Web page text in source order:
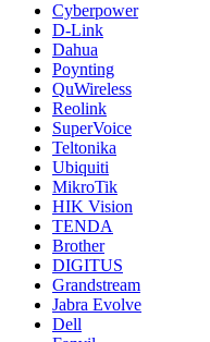
Cyberpower
D-Link
Dahua
Poynting
QuWireless
Reolink
SuperVoice
Teltonika
Ubiquiti
MikroTik
HIK Vision
TENDA
Brother
DIGITUS
Grandstream
Jabra Evolve
Dell